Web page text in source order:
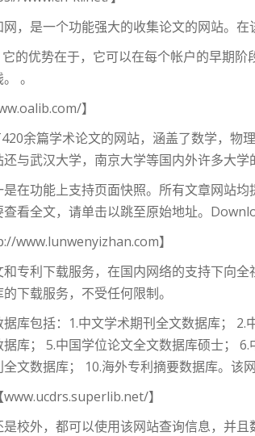
，是一个功能强大的收集论文的网站。
的优势在于，它可以在每个帐户的早期
。
】
余篇学术论文的网站，涵盖了数学，物
与武汉大学，南京大学等国内外许多大学
在功能上支持页面快照。所有文章网站
看全文，请单击以跳至原始地址。
www.lunwenyizhan.com】
专利下载服务，在国内网络的支持下向
下载服务，不受任何限制。
库包括：1.中文学术期刊全文数据库；
库； 5.中国学位论文全文数据库硕士；
文数据库； 10.海外专利摘要数据库。该
】
校外，都可以使用该网站查询信息，并